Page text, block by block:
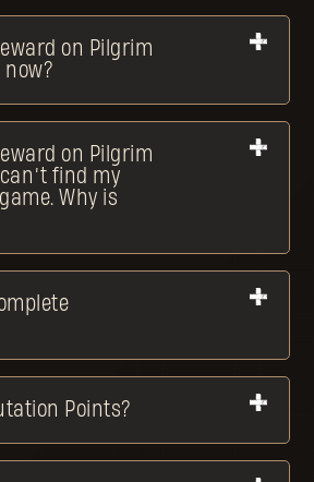
on Pilgrim
now?
on Pilgrim
find my
Why is
Points?